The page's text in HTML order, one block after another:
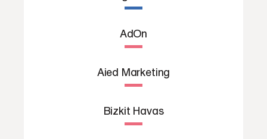
AdOn
Aied Marketing
Bizkit Havas